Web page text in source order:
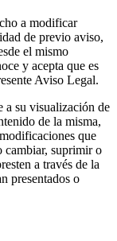
a modificar
de previo aviso,
el mismo
y acepta que es
Aviso Legal.
a su visualización de
de la misma,
que
cambiar, suprimir o
a través de la
presentados o